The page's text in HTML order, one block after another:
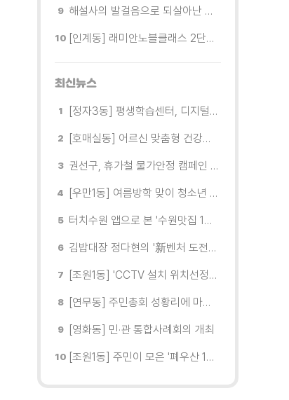
해설사의 발걸음으로 되살아난 수원의 독립운동 역사
[인계동] 래미안노블클래스 2단지 경로당, 무더위 속 독거노인에게 '따뜻한 한 끼' 대접
최신뉴스
[정자3동] 평생학습센터, 디지털 생활문해교실 개강
[호매실동] 어르신 맞춤형 건강특화사업 「은빛반짝 실버종이공방」 운영
권선구, 휴가철 물가안정 캠페인 전개
[우만1동] 여름방학 맞이 청소년 유해환경 캠페인 실시
터치수원 앱으로 본 '수원맛집 100선'... 장안구 맛집을 찾다
김밥대장 정다현의 '新벤처 도전이야기'
[조원1동] 'CCTV 설치 위치선정협의회' 회의 개최
[연무동] 주민총회 성황리에 마무리
[영화동] 민·관 통합사례회의 개최
[조원1동] 주민이 모은 '폐우산 100개' 수원여대에 1차 전달